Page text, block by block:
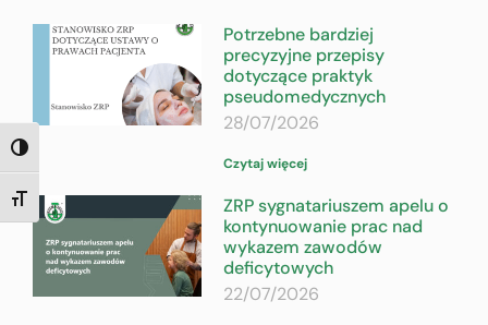
TOGGLE HIGH CONTRAST
TOGGLE FONT SIZE
Potrzebne bardziej
precyzyjne przepisy
dotyczące praktyk
pseudomedycznych
28/07/2026
Czytaj więcej
ZRP sygnatariuszem apelu o
kontynuowanie prac nad
wykazem zawodów
deficytowych
22/07/2026